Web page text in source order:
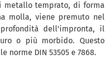
metallo temprato, di forma
molla, viene premuto nel
dell'impronta, il
o più morbido. Questo
norme DIN 53505 e 7868.